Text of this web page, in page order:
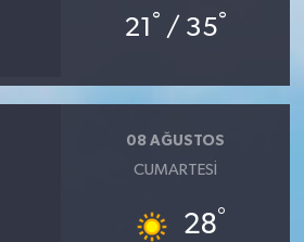
21 ° / 35°
08 AĞUSTOS
CUMARTESI
28°